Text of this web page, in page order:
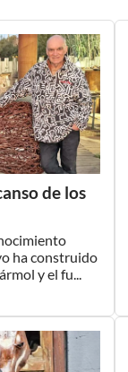
de los
ha construido
y el fu...